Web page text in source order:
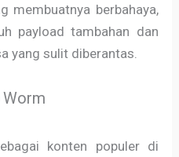
membuatnya berbahaya,
payload tambahan dan
yang sulit diberantas.
konten populer di